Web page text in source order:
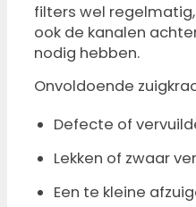
filters wel
ook de kanalen
nodig hebben.
Onvoldoende
Defecte of
Lekken of zwaar
Een te kleine